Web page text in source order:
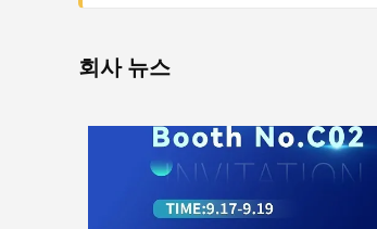
회사 뉴스